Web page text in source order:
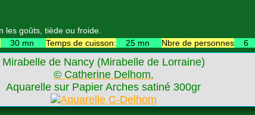
les goûts, tiède ou froide.
30 mn Temps de cuisson: 25 mn Nbre de personnes6
Mirabelle de Nancy (Mirabelle de Lorraine)
© Catherine Delhom.
Aquarelle sur Papier Arches satiné 300gr